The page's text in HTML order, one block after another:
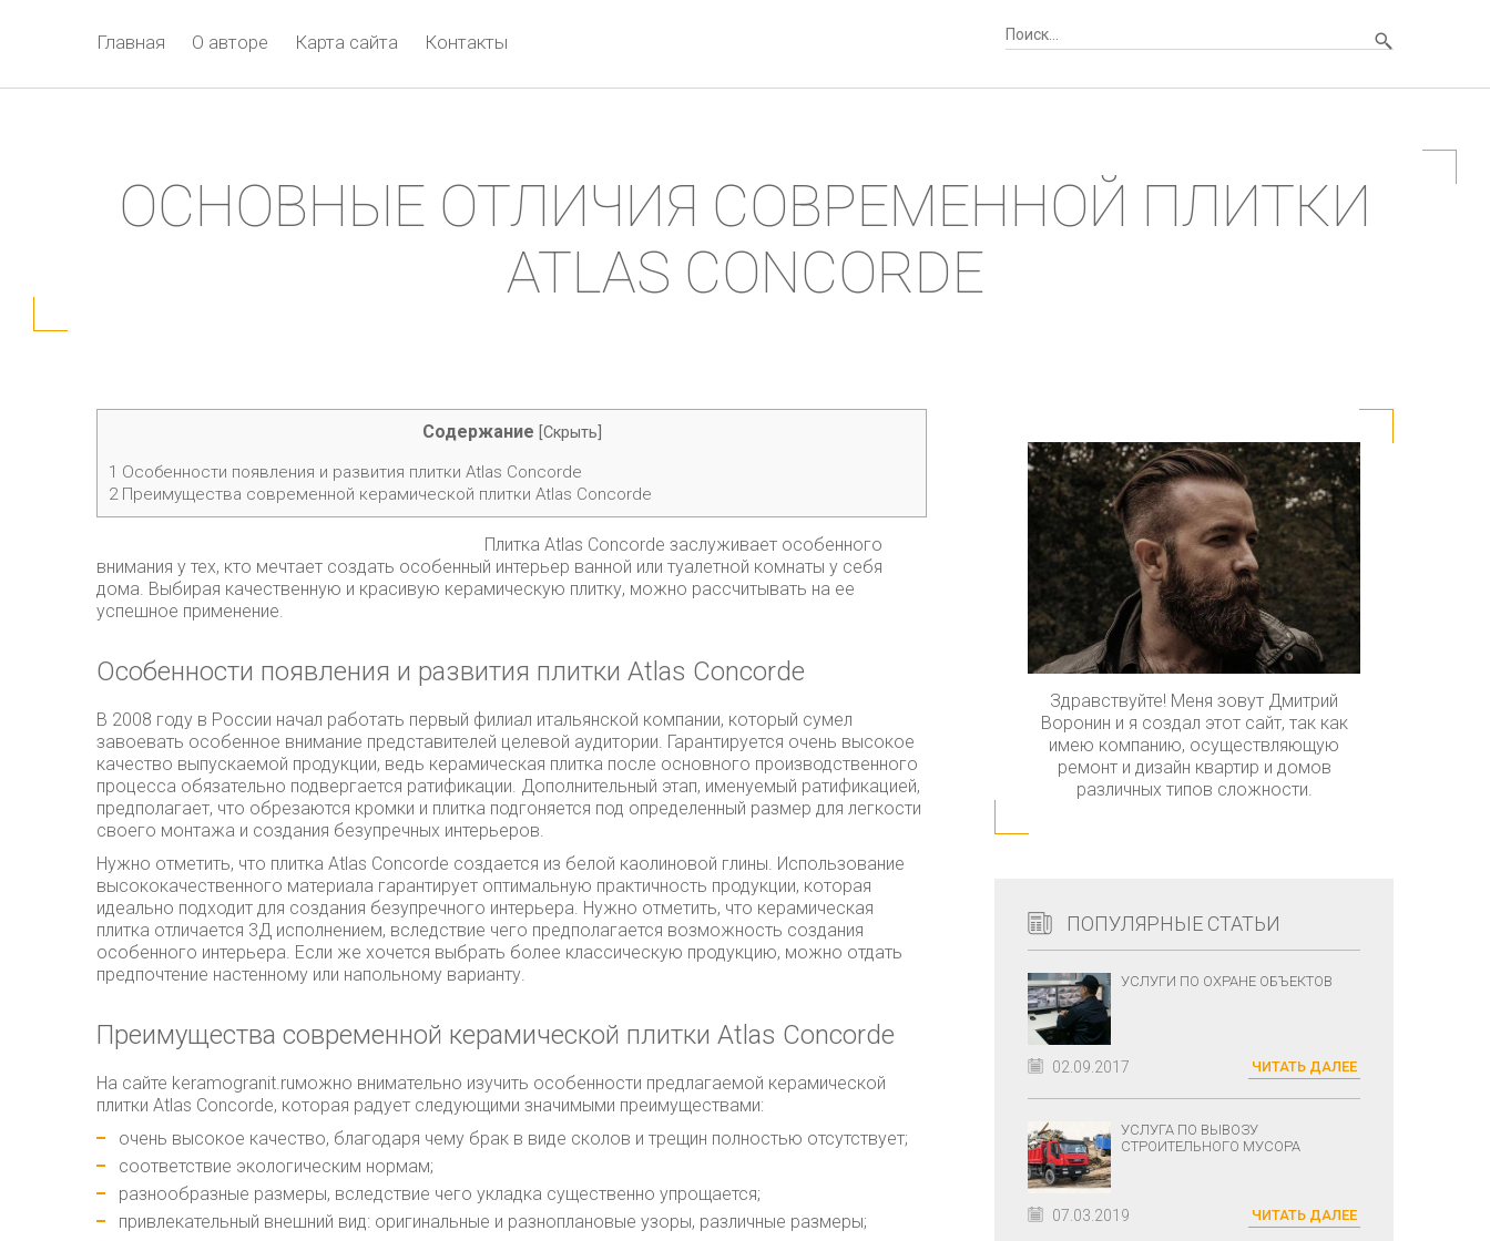
Главная О авторе Карта сайта Контакты
ОСНОВНЫЕ ОТЛИЧИЯ СОВРЕМЕННОЙ ПЛИТКИ
ATLAS CONCORDE
Содержание Скрыть
1 Особенности появления и развития плитки Atlas Concorde
2Преимущества современной керамической плитки Atlas Concorde
Плитка Atlas Concorde заслуживает особенного
внимания у тех, кто мечтает создать особенный интерьер ванной или туалетной комнаты у себя
дома. Выбирая качественную и красивую керамическую плитку, можно рассчитывать на ее
успешное применение.
Особенности появления и развития плитки Atlas Concorde
В 2008 году в России начал работать первый филиал итальянской компании, который сумел
завоевать особенное внимание представителей целевой аудитории. Гарантируется очень высокое
качество выпускаемой продукции, ведь керамическая плитка после основного производственного
процесса обязательно подвергается ратификации. Дополнительный этап, именуемый ратификацией,
предполагает, что обрезаются кромки и плитка подгоняется под определенный размер для легкости
своего монтажа и создания безупречных интерьеров.
Нужно отметить, что плитка Atlas Concorde создается из белой каолиновой глины. Использование
высококачественного материала гарантирует оптимальную практичность продукции, которая
идеально подходит для создания безупречного интерьера. Нужно отметить, что керамическая
плитка отличается 3Д исполнением, вследствие чего предполагается возможность создания
особенного интерьера. Если же хочется выбрать более классическую продукцию, можно отдать
предпочтение настенному или напольному варианту.
Преимущества современной керамической плитки Atlas Concorde
На сайте keramogranit.ruможно внимательно изучить особенности предлагаемой керамической
плитки Atlas Concorde, которая радует следующими значимыми преимуществами:
очень высокое качество, благодаря чему брак в виде сколов и трещин полностью отсутствует;
соответствие экологическим нормам;
разнообразные размеры, вследствие чего укладка существенно упрощается;
привлекательный внешний вид: оригинальные и разноплановые узоры, различные размеры;
Здравствуйте! Меня зовут Дмитрий
Воронин и я создал этот сайт, так как
имею компанию, осуществляющую
ремонт и дизайн квартир и домов
различных типов сложности.
ПОПУЛЯРНЫЕ СТАТЬИ
УСЛУГИ ПО ОХРАНЕ ОБЪЕКТОВ
02.09.2017 ЧИТАТЬ ДАЛЕЕ
УСЛУГА ПО ВЫВОЗУ
СТРОИТЕЛЬНОГО МУСОРА
07.03.2019 ЧИТАТЬ ДАЛЕЕ